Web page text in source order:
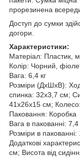
прорезинена
Доступ до сумки
догори.
Характеристики:
Матеріал: Пластик,
Колір: Чорний,
Вага: 6,4 кг
Розміри (ДхШхВ):
спинка: 32x3,7 см;
41х26х15 см;
Паковання: Коробка
Вага в пакованні: 7,4
Розміри в
Додаткові
см; Висота від